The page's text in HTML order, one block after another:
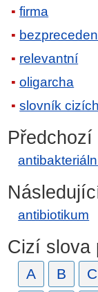
firma
relevantní
oligarcha
slovník
Předchozí
antibiotikum
Cizí slova
A B C